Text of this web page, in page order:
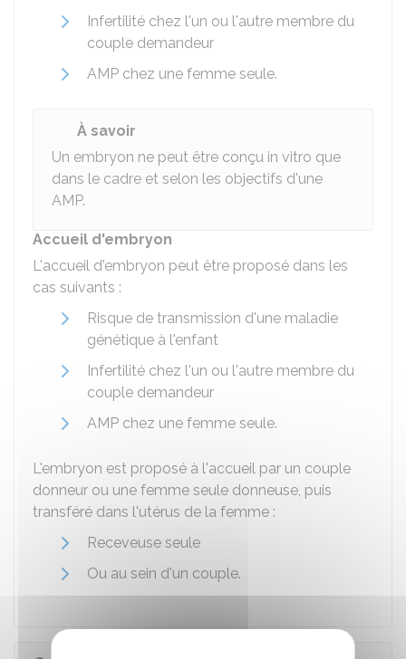
Infertilité chez l'un ou l'autre membre du
couple demandeur
AMP chez une femme seule.
À savoir
Un embryon ne peut être conçu in vitro que
dans le cadre et selon les objectifs d'une
AMP.
Accueil d'embryon
L'accueil d'embryon peut être proposé dans les
cas suivants :
Risque de transmission d'une maladie
génétique à l'enfant
Infertilité chez l'un ou l'autre membre du
couple demandeur
AMP chez une femme seule.
L'embryon est proposé à l'accueil par un couple
donneur ou une femme seule donneuse, puis
transféré dans l'utérus de la femme :
Receveuse seule
Ou au sein d'un couple.